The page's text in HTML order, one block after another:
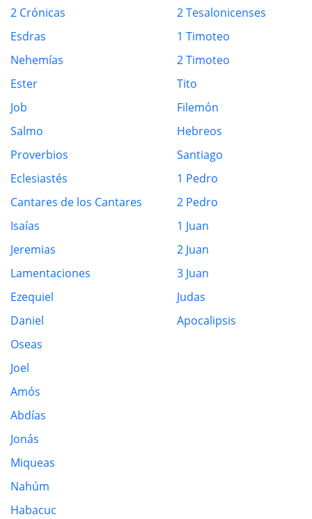
2 Crónicas
Esdras
Nehemías
Ester
Job
Salmo
Proverbios
Eclesiastés
Cantares de los Cantares
Isaías
Jeremias
Lamentaciones
Ezequiel
Daniel
Oseas
Joel
Amós
Abdías
Jonás
Miqueas
Nahúm
Habacuc
2 Tesalonicenses
1 Timoteo
2 Timoteo
Tito
Filemón
Hebreos
Santiago
1 Pedro
2 Pedro
1 Juan
2 Juan
3 Juan
Judas
Apocalipsis